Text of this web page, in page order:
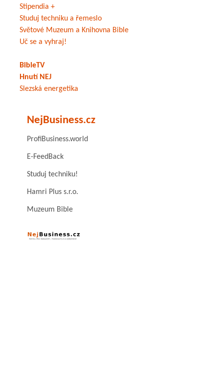
Stipendia +
Studuj techniku a řemeslo
Světové Muzeum a Knihovna Bible
Uč se a vyhraj!
BibleTV
Hnutí NEJ
Slezská energetika
NejBusiness.cz
ProfiBusiness.world
E-FeedBack
Studuj techniku!
Hamri Plus s.r.o.
Muzeum Bible